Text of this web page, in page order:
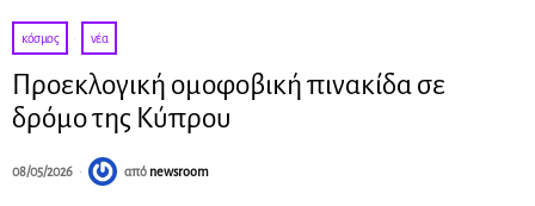
κόσμος · νέα
Προεκλογική ομοφοβική πινακίδα σε
δρόμο της Κύπρου
08/05/2026 από newsroom